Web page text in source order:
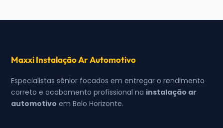
Maxxi Instalação Ar Automotivo
Especialistas sênior focados em entregar o rendimento
correto e acabamento profissional na instalação ar
automotivo em Belo Horizonte.